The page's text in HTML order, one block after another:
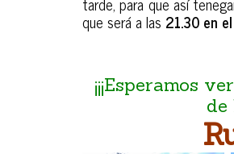
que será a las 21.30 en
¡¡¡Esperamos
de